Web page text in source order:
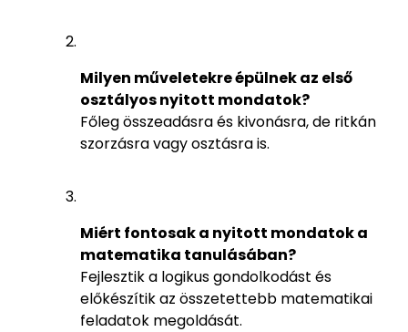
Milyen műveletekre épülnek az első
osztályos nyitott mondatok?
Főleg összeadásra és kivonásra, de ritkán
szorzásra vagy osztásra is.
Miért fontosak a nyitott mondatok a
matematika tanulásában?
Fejlesztik a logikus gondolkodást és
előkészítik az összetettebb matematikai
feladatok megoldását.